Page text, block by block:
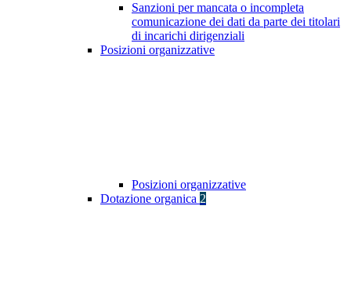
Sanzioni per mancata o incompleta
comunicazione dei dati da parte dei titolari
di incarichi dirigenziali
Posizioni organizzative
Posizioni organizzative
Dotazione organica 2